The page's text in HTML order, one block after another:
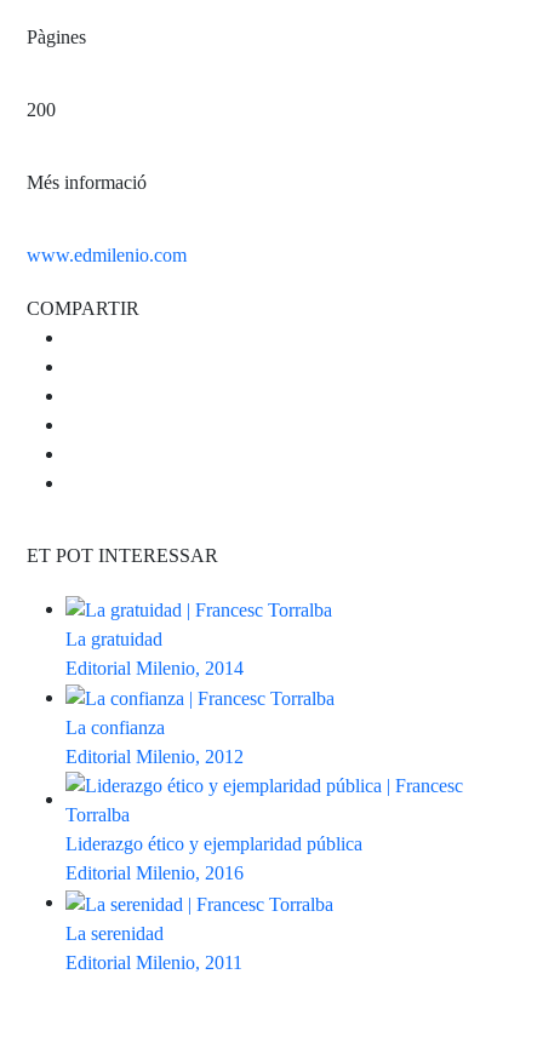
Pàgines
200
Més informació
www.edmilenio.com
COMPARTIR
ET POT INTERESSAR
La gratuidad
Editorial Milenio, 2014
La confianza
Editorial Milenio, 2012
Liderazgo ético y ejemplaridad pública
Editorial Milenio, 2016
La serenidad
Editorial Milenio, 2011